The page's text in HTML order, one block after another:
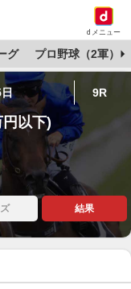
dメニュー
グ プロ野球（2軍）
9R
以下)
結果